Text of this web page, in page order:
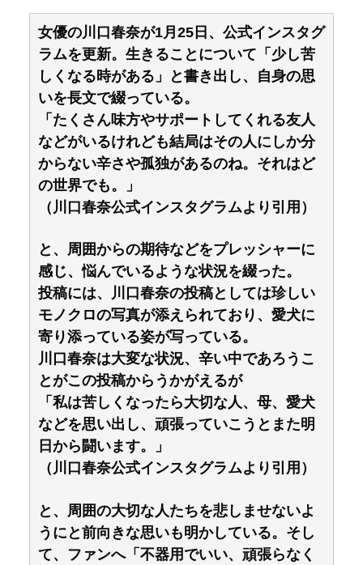
女優の川口春奈が1月25日、公式インスタグ
ラムを更新。生きることについて「少し苦
しくなる時がある」と書き出し、自身の思
いを長文で綴っている。
「たくさん味方やサポートしてくれる友人
などがいるけれども結局はその人にしか分
からない辛さや孤独があるのね。それはど
の世界でも。」
（川口春奈公式インスタグラムより引用）
と、周囲からの期待などをプレッシャーに
感じ、悩んでいるような状況を綴った。
投稿には、川口春奈の投稿としては珍しい
モノクロの写真が添えられており、愛犬に
寄り添っている姿が写っている。
川口春奈は大変な状況、辛い中であろうこ
とがこの投稿からうかがえるが
「私は苦しくなったら大切な人、母、愛犬
などを思い出し、頑張っていこうとまた明
日から闘います。」
（川口春奈公式インスタグラムより引用）
と、周囲の大切な人たちを悲しませないよ
うにと前向きな思いも明かしている。そし
て、ファンへ「不器用でいい、頑張らなく